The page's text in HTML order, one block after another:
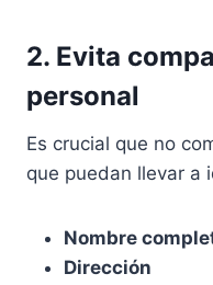
2. Evita
personal
Es crucial que no
que puedan llevar a
Nombre
Dirección